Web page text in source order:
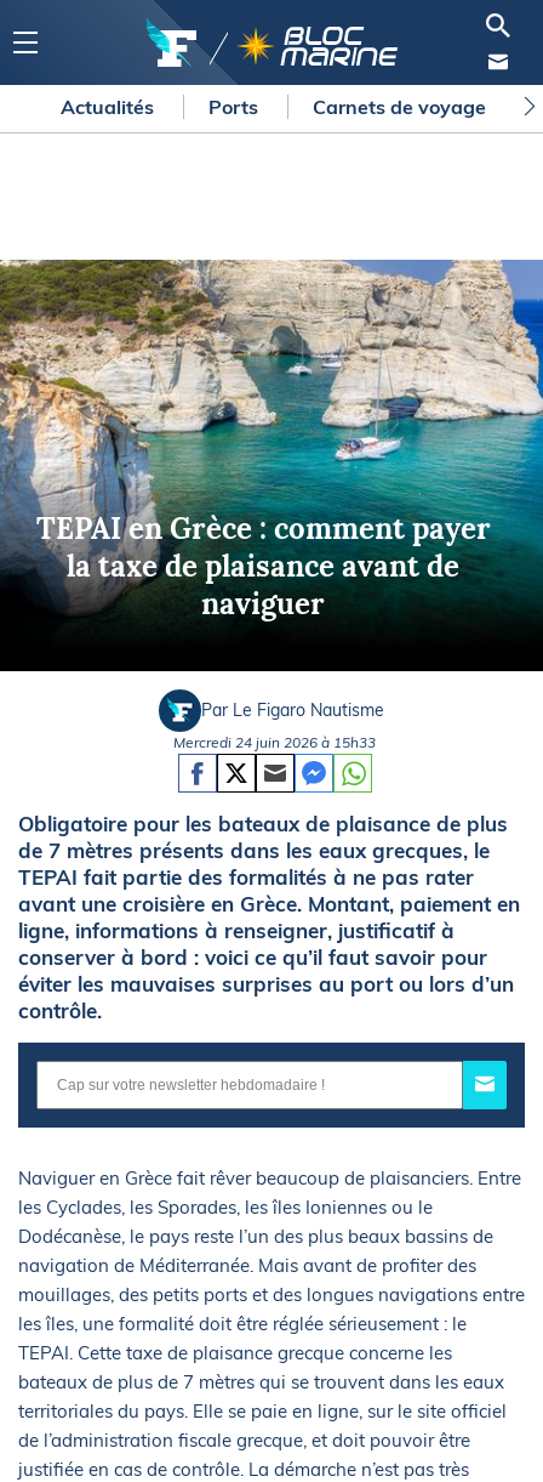
Actualités Ports Carnets de voyage
TEPAI en Grèce : comment payer
la taxe de plaisance avant de
naviguer
Par Le Figaro Nautisme
Mercredi 24 juin 2026 à 15h33
Obligatoire pour les bateaux de plaisance de plus
de 7 mètres présents dans les eaux grecques, le
TEPAI fait partie des formalités à ne pas rater
avant une croisière en Grèce. Montant, paiement en
ligne, informations à renseigner, justificatif à
conserver à bord : voici ce qu’il faut savoir pour
éviter les mauvaises surprises au port ou lors d’un
contrôle.
Naviguer en Grèce fait rêver beaucoup de plaisanciers. Entre
les Cyclades, les Sporades, les îles Ioniennes ou le
Dodécanèse, le pays reste l’un des plus beaux bassins de
navigation de Méditerranée. Mais avant de profiter des
mouillages, des petits ports et des longues navigations entre
les îles, une formalité doit être réglée sérieusement : le
TEPAI. Cette taxe de plaisance grecque concerne les
bateaux de plus de 7 mètres qui se trouvent dans les eaux
territoriales du pays. Elle se paie en ligne, sur le site officiel
de l’administration fiscale grecque, et doit pouvoir être
justifiée en cas de contrôle. La démarche n’est pas très